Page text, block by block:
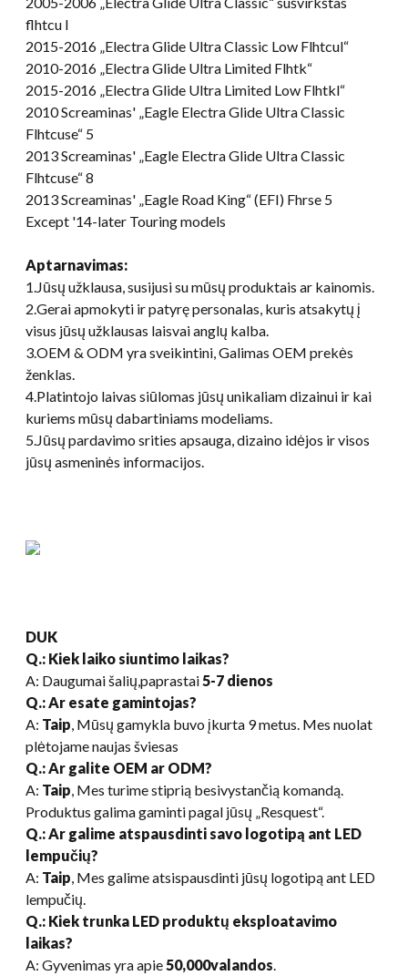
flhtcu I
2015-2016 „Electra Glide Ultra Classic Low Flhtcul“
2010-2016 „Electra Glide Ultra Limited Flhtk“
2015-2016 „Electra Glide Ultra Limited Low Flhtkl“
2010 Screaminas' „Eagle Electra Glide Ultra Classic
Flhtcuse“ 5
2013 Screaminas' „Eagle Electra Glide Ultra Classic
Flhtcuse“ 8
2013 Screaminas' „Eagle Road King“ (EFI) Fhrse 5
Except '14-later Touring models
Aptarnavimas:
1.Jūsų užklausa, susijusi su mūsų produktais ar kainomis.
2.Gerai apmokyti ir patyrę personalas, kuris atsakytų į
visus jūsų užklausas laisvai anglų kalba.
3.OEM & ODM yra sveikintini, Galimas OEM prekės
ženklas.
4.Platintojo laivas siūlomas jūsų unikaliam dizainui ir kai
kuriems mūsų dabartiniams modeliams.
5.Jūsų pardavimo srities apsauga, dizaino idėjos ir visos
jūsų asmeninės informacijos.
DUK
Q.: Kiek laiko siuntimo laikas?
A: Daugumai šalių,paprastai 5-7 dienos
Q.: Ar esate gamintojas?
A: Taip , Mūsų gamykla buvo įkurta 9 metus. Mes nuolat
plėtojame naujas šviesas
Q.: Ar galite OEM ar ODM?
A: Taip , Mes turime stiprią besivystančią komandą.
Produktus galima gaminti pagal jūsų „Resquest“.
Q.: Ar galime atspausdinti savo logotipą ant LED
lempučių?
A: Taip , Mes galime atsispausdinti jūsų logotipą ant LED
lempučių.
Q.: Kiek trunka LED produktų eksploatavimo
laikas?
A: Gyvenimas yra apie 50,000valandos